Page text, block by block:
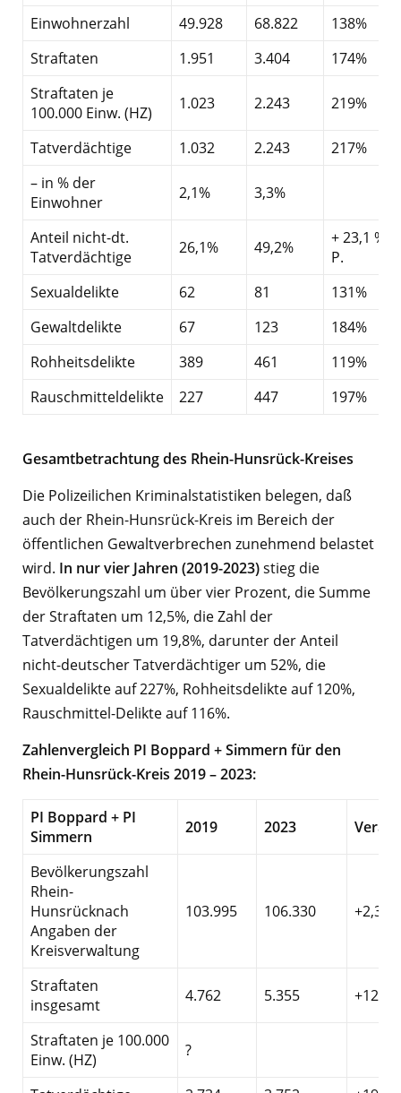
Einwohnerzahl
49.928 68.822
138%
Straftaten
1.951 3.404
174%
Straftaten je
100.000 Einw. (HZ)
1.023 2.243 219%
Tatverdächtige 1.032 2.243
217%
– in % der
Einwohner
2,1% 3,3%
Anteil nicht-dt.
Tatverdächtige
26,1% 49,2%
+ 23,1 %-
P.
Sexualdelikte
62 81
131%
Gewaltdelikte
67 123
184%
Rohheitsdelikte
389 461
119%
Rauschmitteldelikte
227 447 197%
Gesamtbetrachtung des Rhein-Hunsrück-Kreises
Die Polizeilichen Kriminalstatistiken belegen, daß
auch der Rhein-Hunsrück-Kreis im Bereich der
öffentlichen Gewaltverbrechen zunehmend belastet
wird. In nur vier Jahren (2019-2023)stieg die
Bevölkerungszahl um über vier Prozent, die Summe
der Straftaten um 12,5%, die Zahl der
Tatverdächtigen um 19,8%, darunter der Anteil
nicht-deutscher Tatverdächtiger um 52%, die
Sexualdelikte auf 227%, Rohheitsdelikte auf 120%,
Rauschmittel-Delikte auf 116%.
Zahlenvergleich PI Boppard + Simmern für den
Rhein-Hunsrück-Kreis 2019 – 2023:
PI Boppard + PI
Simmern
2019 2023
Bevölkerungszahl
Rhein-
Hunsrücknach
Angaben der
Kreisverwaltung
103.995 106.330 +2,3%
Straftaten
insgesamt
4.762 5.355 +12,5%
Straftaten je 100.000
Einw. (HZ)
?